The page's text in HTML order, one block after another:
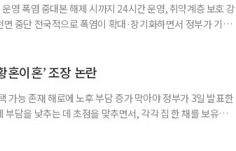
영 폭염 중대본 해제 시까지 24시간 운영, 취약계층 보호 강
중단 전국적으로 폭염이 확대·장기화하면서 정부가 기존
이 전국적으로 확대되고 장기화한 데 따른 것이다. 기존에
혼이혼’ 조장 논란
가능 존재 해로에 노후 부담 증가 막아야 정부가 3일 발표한
담을 낮추는 데 초점을 맞추면서, 각각 집 한 채를 보유한